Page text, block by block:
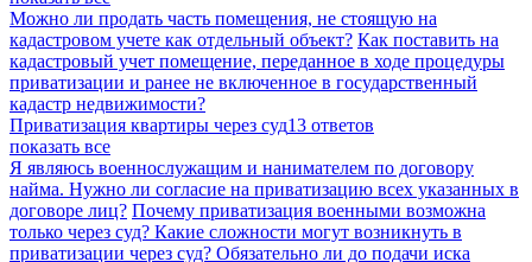
Можно ли продать часть помещения, не стоящую на
кадастровом учете как отдельный объект? Как поставить на
кадастровый учет помещение, переданное в ходе процедуры
приватизации и ранее не включенное в государственный
кадастр недвижимости?
Приватизация квартиры через суд13 ответов
показать все
Я являюсь военнослужащим и нанимателем по договору
найма. Нужно ли согласие на приватизацию всех указанных в
договоре лиц? Почему приватизация военными возможна
только через суд? Какие сложности могут возникнуть в
приватизации через суд? Обязательно ли до подачи иска